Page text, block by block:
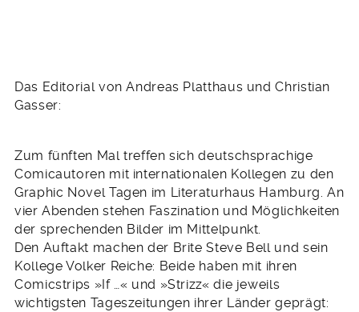
Das Editorial von Andreas Platthaus und Christian
Gasser:
Zum fünften Mal treffen sich deutschsprachige
Comicautoren mit internationalen Kollegen zu den
Graphic Novel Tagen im Literaturhaus Hamburg. An
vier Abenden stehen Faszination und Möglichkeiten
der sprechenden Bilder im Mittelpunkt.
Den Auftakt machen der Brite Steve Bell und sein
Kollege Volker Reiche: Beide haben mit ihren
Comicstrips »If …« und »Strizz« die jeweils
wichtigsten Tageszeitungen ihrer Länder geprägt: